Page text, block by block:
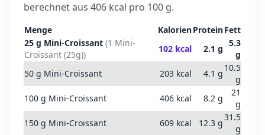
berechnet aus 406 kcal pro 100 g.
Menge KalorienProteinFett
25 g Mini-Croissant (1 Mini-
Croissant (25g))
102 kcal 2.1 g
5.3
g
50 g Mini-Croissant 203 kcal 4.1 g
10.5
g
100 g Mini-Croissant 406 kcal 8.2 g
21
g
150 g Mini-Croissant 609 kcal 12.3 g
31.5
g